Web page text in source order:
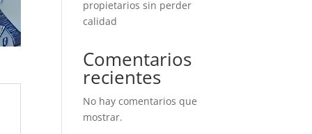
propietarios sin perder
calidad
Comentarios
recientes
No hay comentarios que
mostrar.